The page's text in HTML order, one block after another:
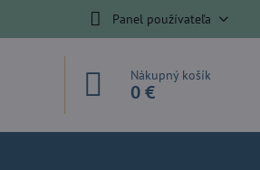
Panel používateľa
Nákupný košík
0 €